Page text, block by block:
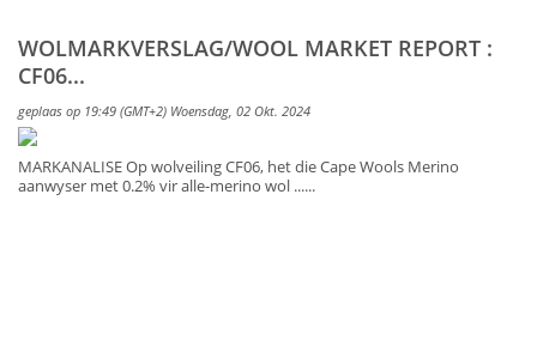
WOLMARKVERSLAG/WOOL MARKET REPORT :
CF06...
geplaas op 19:49 (GMT+2) Woensdag, 02 Okt. 2024
MARKANALISE Op wolveiling CF06, het die Cape Wools Merino
aanwyser met 0.2% vir alle-merino wol ......